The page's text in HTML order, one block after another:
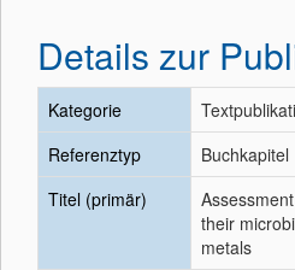
Details zur
Kategorie
Referenztyp
Buchkapitel
Titel (primär)
their
metals